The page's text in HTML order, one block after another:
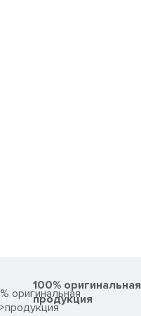
100% оригинальная
продукция